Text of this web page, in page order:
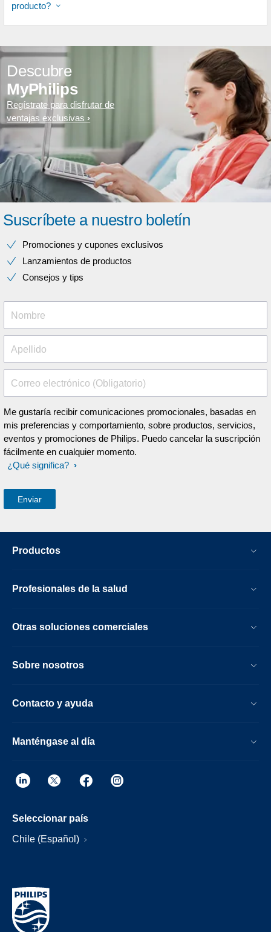
producto?
Descubre
MyPhilips
Regístrate para disfrutar de
ventajas exclusivas
Suscríbete a nuestro boletín
Promociones y cupones exclusivos
Lanzamientos de productos
Consejos y tips
Nombre
Apellido
Correo electrónico (Obligatorio)
Me gustaría recibir comunicaciones promocionales, basadas en
mis preferencias y comportamiento, sobre productos, servicios,
eventos y promociones de Philips. Puedo cancelar la suscripción
fácilmente en cualquier momento.
¿Qué significa?
Productos
Profesionales de la salud
Otras soluciones comerciales
Sobre nosotros
Contacto y ayuda
Manténgase al día
Seleccionar país
Chile (Español)